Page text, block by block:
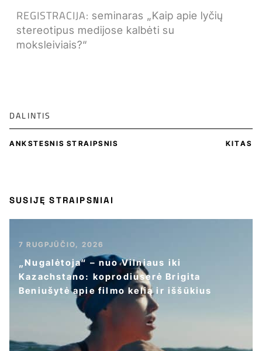
REGISTRACIJA: seminaras „Kaip apie lyčių
stereotipus medijose kalbėti su
moksleiviais?“
DALINTIS
ANKSTESNIS STRAIPSNIS KITAS
SUSIJĘ STRAIPSNIAI
7 RUGPJŪČIO, 2026
„Nugalėtoja“ – nuo Vilniaus iki
Kazachstano: koprodiuserė Brigita
Beniušytė apie filmo kelią ir iššūkius